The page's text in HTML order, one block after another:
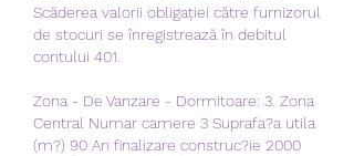
Scăderea valorii obligației către furnizorul
de stocuri se înregistrează în debitul
contului 401.
Zona - De Vanzare - Dormitoare: 3. Zona
Central Numar camere 3 Suprafa?a utila
(m?) 90 An finalizare construc?ie 2000